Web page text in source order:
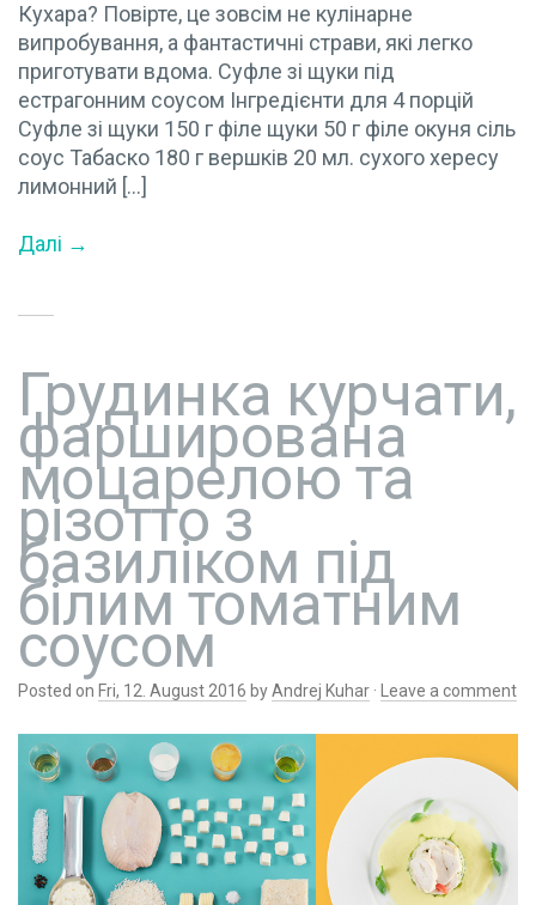
Кухара? Повірте, це зовсім не кулінарне
випробування, а фантастичні страви, які легко
приготувати вдома. Суфле зі щуки під
естрагонним соусом Інгредієнти для 4 порцій
Суфле зі щуки 150 г філе щуки 50 г філе окуня сіль
соус Табаско 180 г вершків 20 мл. сухого хересу
лимонний […]
Далі →
Грудинка курчати,
фарширована
моцарелою та
різотто з
базиліком під
білим томатним
соусом
Posted on Fri, 12. August 2016 byAndrej Kuhar · Leave a comment